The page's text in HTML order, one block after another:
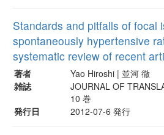
Standards and pitfalls of focal
spontaneously hypertensive
systematic review of recent
著者
Yao Hiroshi | 並河 徹
雑誌
JOURNAL OF
10 巻
発行日
2012-07-6 発行